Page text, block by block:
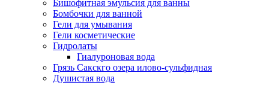
Бишофитная эмульсия для ванны
Бомбочки для ванной
Гели для умывания
Гели косметические
Гидролаты
Гиалуроновая вода
Грязь Сакскго озера илово-сульфидная
Душистая вода